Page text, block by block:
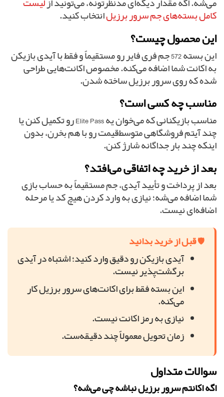
می‌شه. اگه مقدار دیگه‌ای مدنظرتونه، می‌تونید ازلیست
کامل بسته‌های جم سرور برزیلانتخاب کنید.
این محصول چیست؟
این بسته 572 جم فری فایر رو مستقیماً و فقط با آیدی بازیکن
به اکانت شما اضافه می‌کنه. مخصوص اکانت‌هایی طراحی
شده که روی سرور برزیل ساخته شدن.
مناسب چه کسی است؟
مناسب بازیکنانی که می‌خوان یه Elite Pass رو تکمیل کنن یا
چند آیتم فروشگاهی متوسط‌قیمت رو با هم بخرن، بدون
اینکه چند بار جداگانه شارژ کنن.
بعد از خرید چه اتفاقی می‌افتد؟
بعد از پرداخت و تأیید آیدی، جم مستقیماً به حساب بازی
شما اضافه می‌شه؛ نیازی به وارد کردن هیچ کد یا مرحله
اضافه‌ای نیست.
🛡 قبل از خرید بدانید
آیدی بازیکن رو دقیق وارد کنید؛ اشتباه در آیدی
برگشت‌پذیر نیست.
این بسته فقط برای اکانت‌های سرور برزیل کار
می‌کنه.
نیازی به رمز اکانت نیست.
زمان تحویل معمولاً چند دقیقه‌ست.
سوالات متداول
اگه اکانتم سرور برزیل نباشه چی می‌شه؟